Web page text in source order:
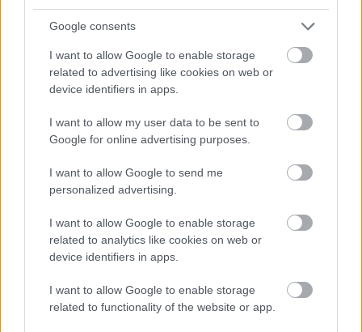
Google consents
I want to allow Google to enable storage
related to advertising like cookies on web or
device identifiers in apps.
I want to allow my user data to be sent to
Google for online advertising purposes.
I want to allow Google to send me
personalized advertising.
I want to allow Google to enable storage
related to analytics like cookies on web or
device identifiers in apps.
I want to allow Google to enable storage
related to functionality of the website or app.
felülvizsgálat árnyékában?
Megkezdődött az 5. blokk reaktorépületének alaplemez-
kivitelezése, miközben a felülvizsgálat arra keresi a választ,
hogy a megváltozott gazdasági és geopolitikai környezetben
milyen feltételek mellett érdemes továbbvinni Magyarország
Elkészült a Liszt Ferenc repülőtér
közműhálózatának fejlesztése
Látlelet a hazai víziközművekről?
Egyetlen, fél évszázados vezetéken
múlt Bicske vízellátása